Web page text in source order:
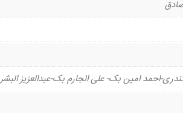
احمد امین بک- علی الجارم بک-عبدالعزیز